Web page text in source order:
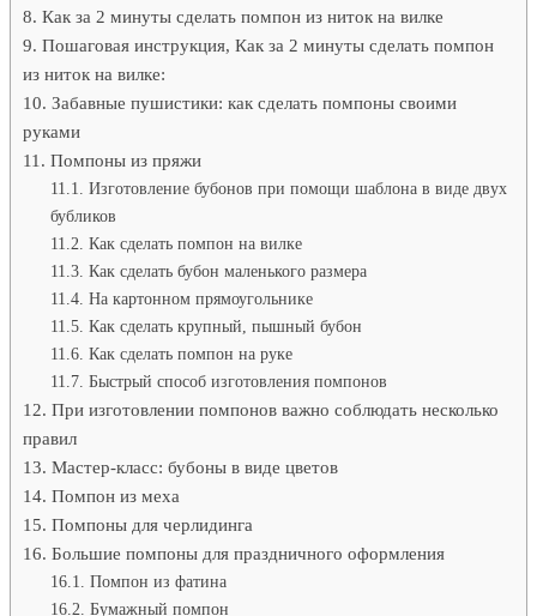
Как за 2 минуты сделать помпон из ниток на вилке
Пошаговая инструкция, Как за 2 минуты сделать помпон
из ниток на вилке:
Забавные пушистики: как сделать помпоны своими
руками
Помпоны из пряжи
Изготовление бубонов при помощи шаблона в виде двух
бубликов
Как сделать помпон на вилке
Как сделать бубон маленького размера
На картонном прямоугольнике
Как сделать крупный, пышный бубон
Как сделать помпон на руке
Быстрый способ изготовления помпонов
При изготовлении помпонов важно соблюдать несколько
правил
Мастер-класс: бубоны в виде цветов
Помпон из меха
Помпоны для черлидинга
Большие помпоны для праздничного оформления
Помпон из фатина
Бумажный помпон